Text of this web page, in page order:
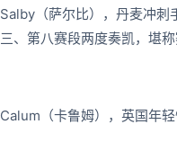
Salby（萨尔比），丹麦冲刺
三、第八赛段两度奏凯，堪称
Calum（卡鲁姆），英国年